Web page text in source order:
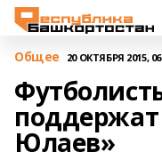
Общее 20 ОКТЯБРЯ 2015,
Юлаев»